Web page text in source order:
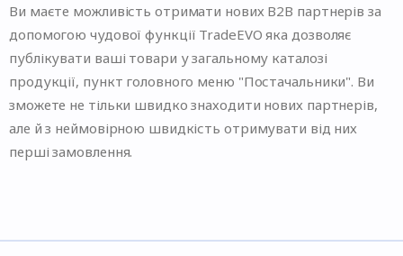
Ви маєте можливість отримати нових B2B партнерів за
допомогою чудової функції TradeEVO яка дозволяє
публікувати ваші товари у загальному каталозі
продукції, пункт головного меню "Постачальники". Ви
зможете не тільки швидко знаходити нових партнерів,
але й з неймовірною швидкість отримувати від них
перші замовлення.